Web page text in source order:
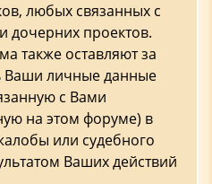
любых связанных с
дочерних проектов.
также оставляют за
Ваши личные данные
с Вами
на этом форуме) в
или судебного
Ваших действий